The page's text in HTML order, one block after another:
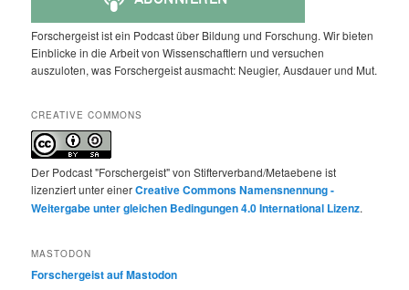
Forschergeist ist ein Podcast über Bildung und Forschung. Wir bieten
Einblicke in die Arbeit von Wissenschaftlern und versuchen
auszuloten, was Forschergeist ausmacht: Neugier, Ausdauer und Mut.
CREATIVE COMMONS
Der Podcast "Forschergeist" von Stifterverband/Metaebene ist
lizenziert unter einerCreative Commons Namensnennung -
Weitergabe unter gleichen Bedingungen 4.0 International Lizenz.
MASTODON
Forschergeist auf Mastodon